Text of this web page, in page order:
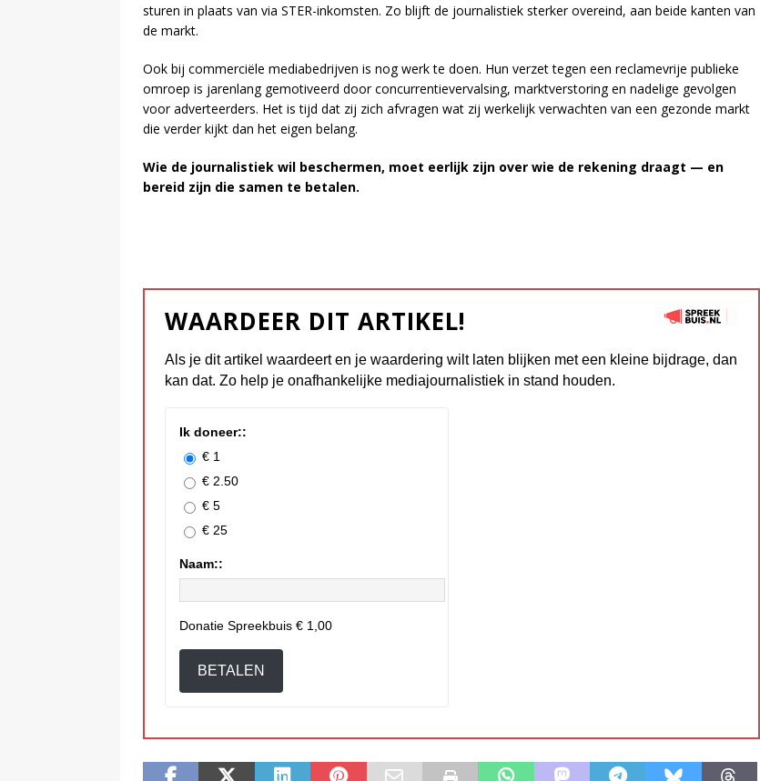
sturen in plaats van via STER-inkomsten. Zo blijft de journalistiek sterker overeind, aan beide kanten van
de markt.
Ook bij commerciële mediabedrijven is nog werk te doen. Hun verzet tegen een reclamevrije publieke
omroep is jarenlang gemotiveerd door concurrentievervalsing, marktverstoring en nadelige gevolgen
voor adverteerders. Het is tijd dat zij zich afvragen wat zij werkelijk verwachten van een gezonde markt
die verder kijkt dan het eigen belang.
Wie de journalistiek wil beschermen, moet eerlijk zijn over wie de rekening draagt — en
bereid zijn die samen te betalen.
WAARDEER DIT ARTIKEL!
Als je dit artikel waardeert en je waardering wilt laten blijken met een kleine bijdrage, dan
kan dat. Zo help je onafhankelijke mediajournalistiek in stand houden.
Ik doneer::
€ 1
€ 2.50
€ 5
€ 25
Naam::
Donatie Spreekbuis € 1,00
BETALEN